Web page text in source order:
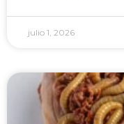
julio 1, 2026